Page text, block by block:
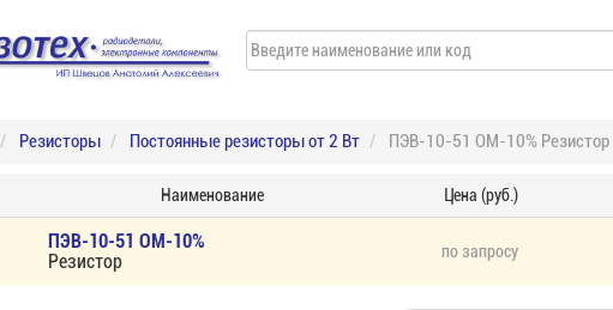
Резисторы Постоянные резисторы от 2 Вт ПЭВ-10-51 ОМ-10% Резистор
Наименование Цена (руб.)
ПЭВ-10-51 ОМ-10%
Резистор
по запросу